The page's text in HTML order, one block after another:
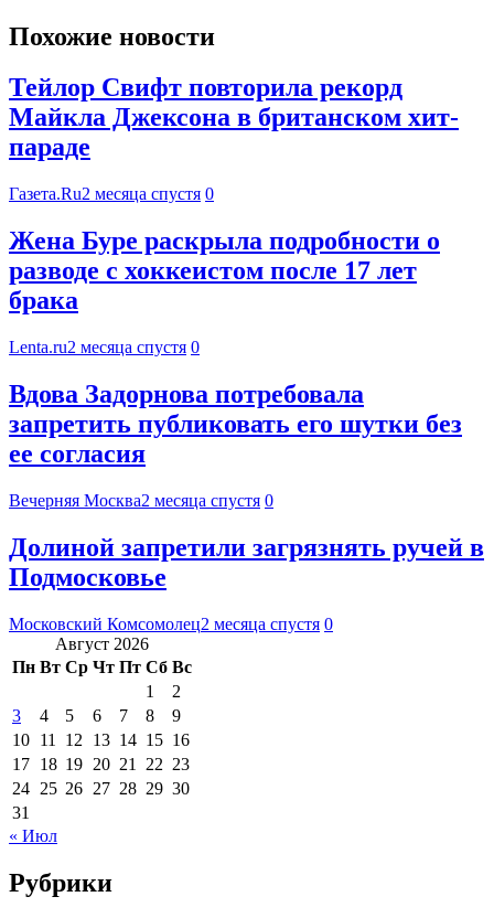
Похожие новости
Тейлор Свифт повторила рекорд
Майкла Джексона в британском хит-
параде
Газета.Ru2 месяца спустя 0
Жена Буре раскрыла подробности о
разводе с хоккеистом после 17 лет
брака
Lenta.ru2 месяца спустя 0
Вдова Задорнова потребовала
запретить публиковать его шутки без
ее согласия
Вечерняя Москва2 месяца спустя 0
Долиной запретили загрязнять ручей в
Подмосковье
Московский Комсомолец2 месяца спустя 0
Август 2026
Пн Вт Ср Чт Пт Сб Вс
1
2
3
4 5 6 7 8
9
10 11 12 13 14 15 16
17 18 19 20 21 22 23
24 25 26 27 28 29 30
31
« Июл
Рубрики